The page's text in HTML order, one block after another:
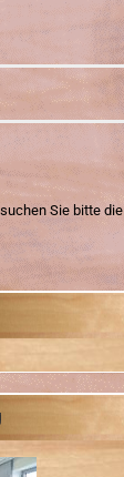
Sie bitte die